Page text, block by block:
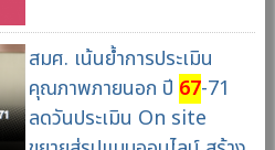
สมศ. เน้นย้ำการประเมิน
คุณภาพภายนอก ปี 67-71
ลดวันประเมิน On site